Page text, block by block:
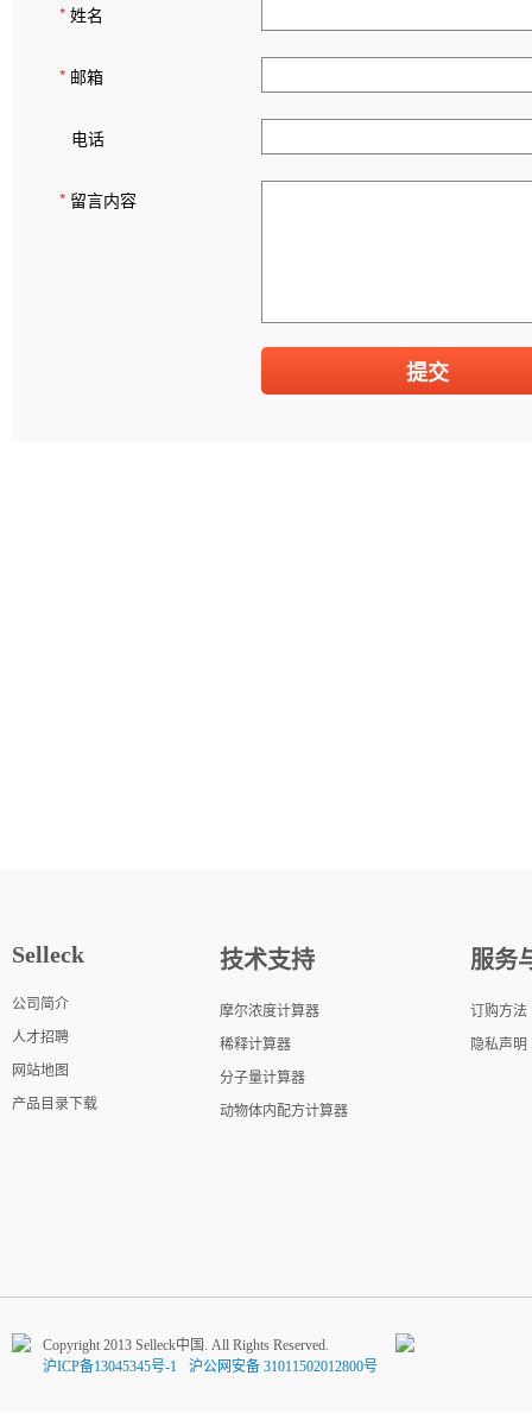
* 姓名
* 邮箱
电话
* 留言内容
Selleck
公司简介
人才招聘
网站地图
产品目录下载
技术支持
摩尔浓度计算器
稀释计算器
分子量计算器
动物体内配方计算器
服务
订购方法
隐私声明
Copyright 2013 Selleck中国. All Rights Reserved.
沪ICP备13045345号-1
沪公网安备 31011502012800号